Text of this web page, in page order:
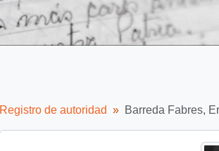
Registro de autoridad Barreda Fabres,